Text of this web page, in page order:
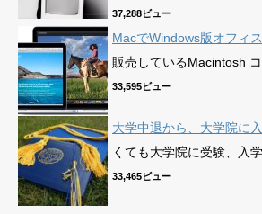
37,288ビュー
MacでWindows版オフィ
販売しているMacintosh コ
33,595ビュー
大学中退から、大学院に
くても大学院に受験、入
33,465ビュー